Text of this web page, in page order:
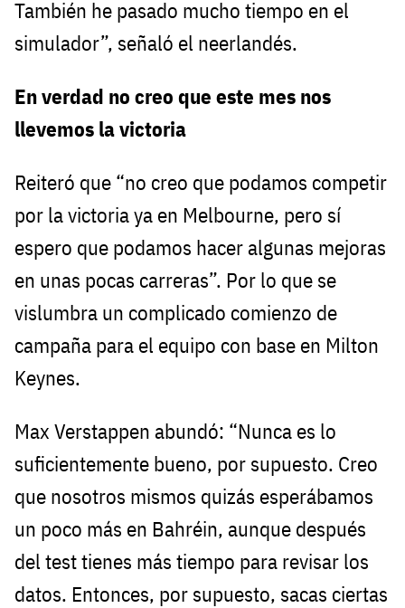
También he pasado mucho tiempo en el
simulador”, señaló el neerlandés.
En verdad no creo que este mes nos
llevemos la victoria
Reiteró que “no creo que podamos competir
por la victoria ya en Melbourne, pero sí
espero que podamos hacer algunas mejoras
en unas pocas carreras”. Por lo que se
vislumbra un complicado comienzo de
campaña para el equipo con base en Milton
Keynes.
Max Verstappen abundó: “Nunca es lo
suficientemente bueno, por supuesto. Creo
que nosotros mismos quizás esperábamos
un poco más en Bahréin, aunque después
del test tienes más tiempo para revisar los
datos. Entonces, por supuesto, sacas ciertas